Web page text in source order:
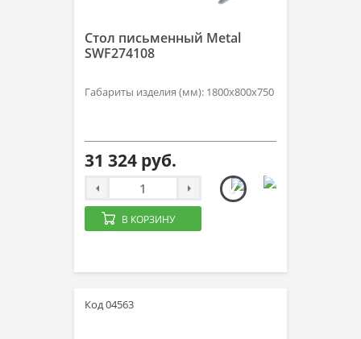
Стол письменный Metal
SWF274108
Габариты изделия (мм): 1800х800х750
31 324 руб.
В КОРЗИНУ
Код 04563